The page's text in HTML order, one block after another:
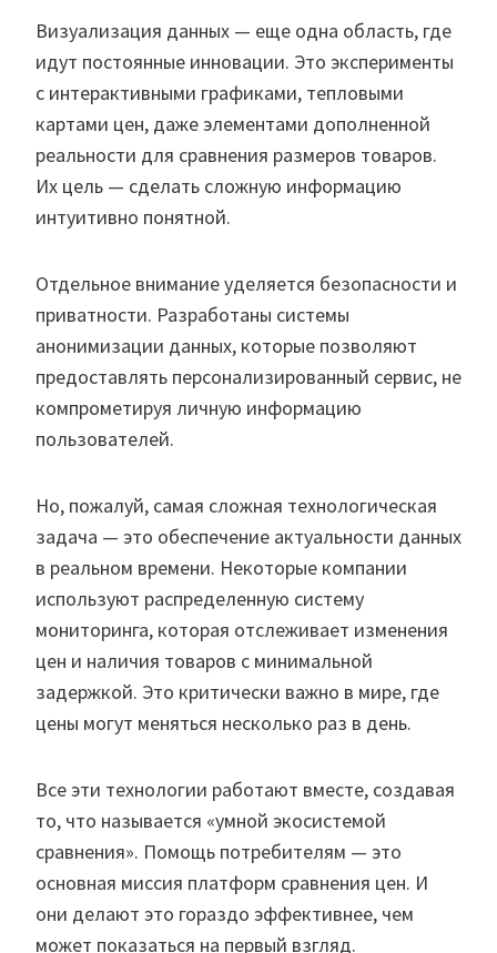
Визуализация данных — еще одна область, где
идут постоянные инновации. Это эксперименты
с интерактивными графиками, тепловыми
картами цен, даже элементами дополненной
реальности для сравнения размеров товаров.
Их цель — сделать сложную информацию
интуитивно понятной.
Отдельное внимание уделяется безопасности и
приватности. Разработаны системы
анонимизации данных, которые позволяют
предоставлять персонализированный сервис, не
компрометируя личную информацию
пользователей.
Но, пожалуй, самая сложная технологическая
задача — это обеспечение актуальности данных
в реальном времени. Некоторые компании
используют распределенную систему
мониторинга, которая отслеживает изменения
цен и наличия товаров с минимальной
задержкой. Это критически важно в мире, где
цены могут меняться несколько раз в день.
Все эти технологии работают вместе, создавая
то, что называется «умной экосистемой
сравнения». Помощь потребителям — это
основная миссия платформ сравнения цен. И
они делают это гораздо эффективнее, чем
может показаться на первый взгляд.